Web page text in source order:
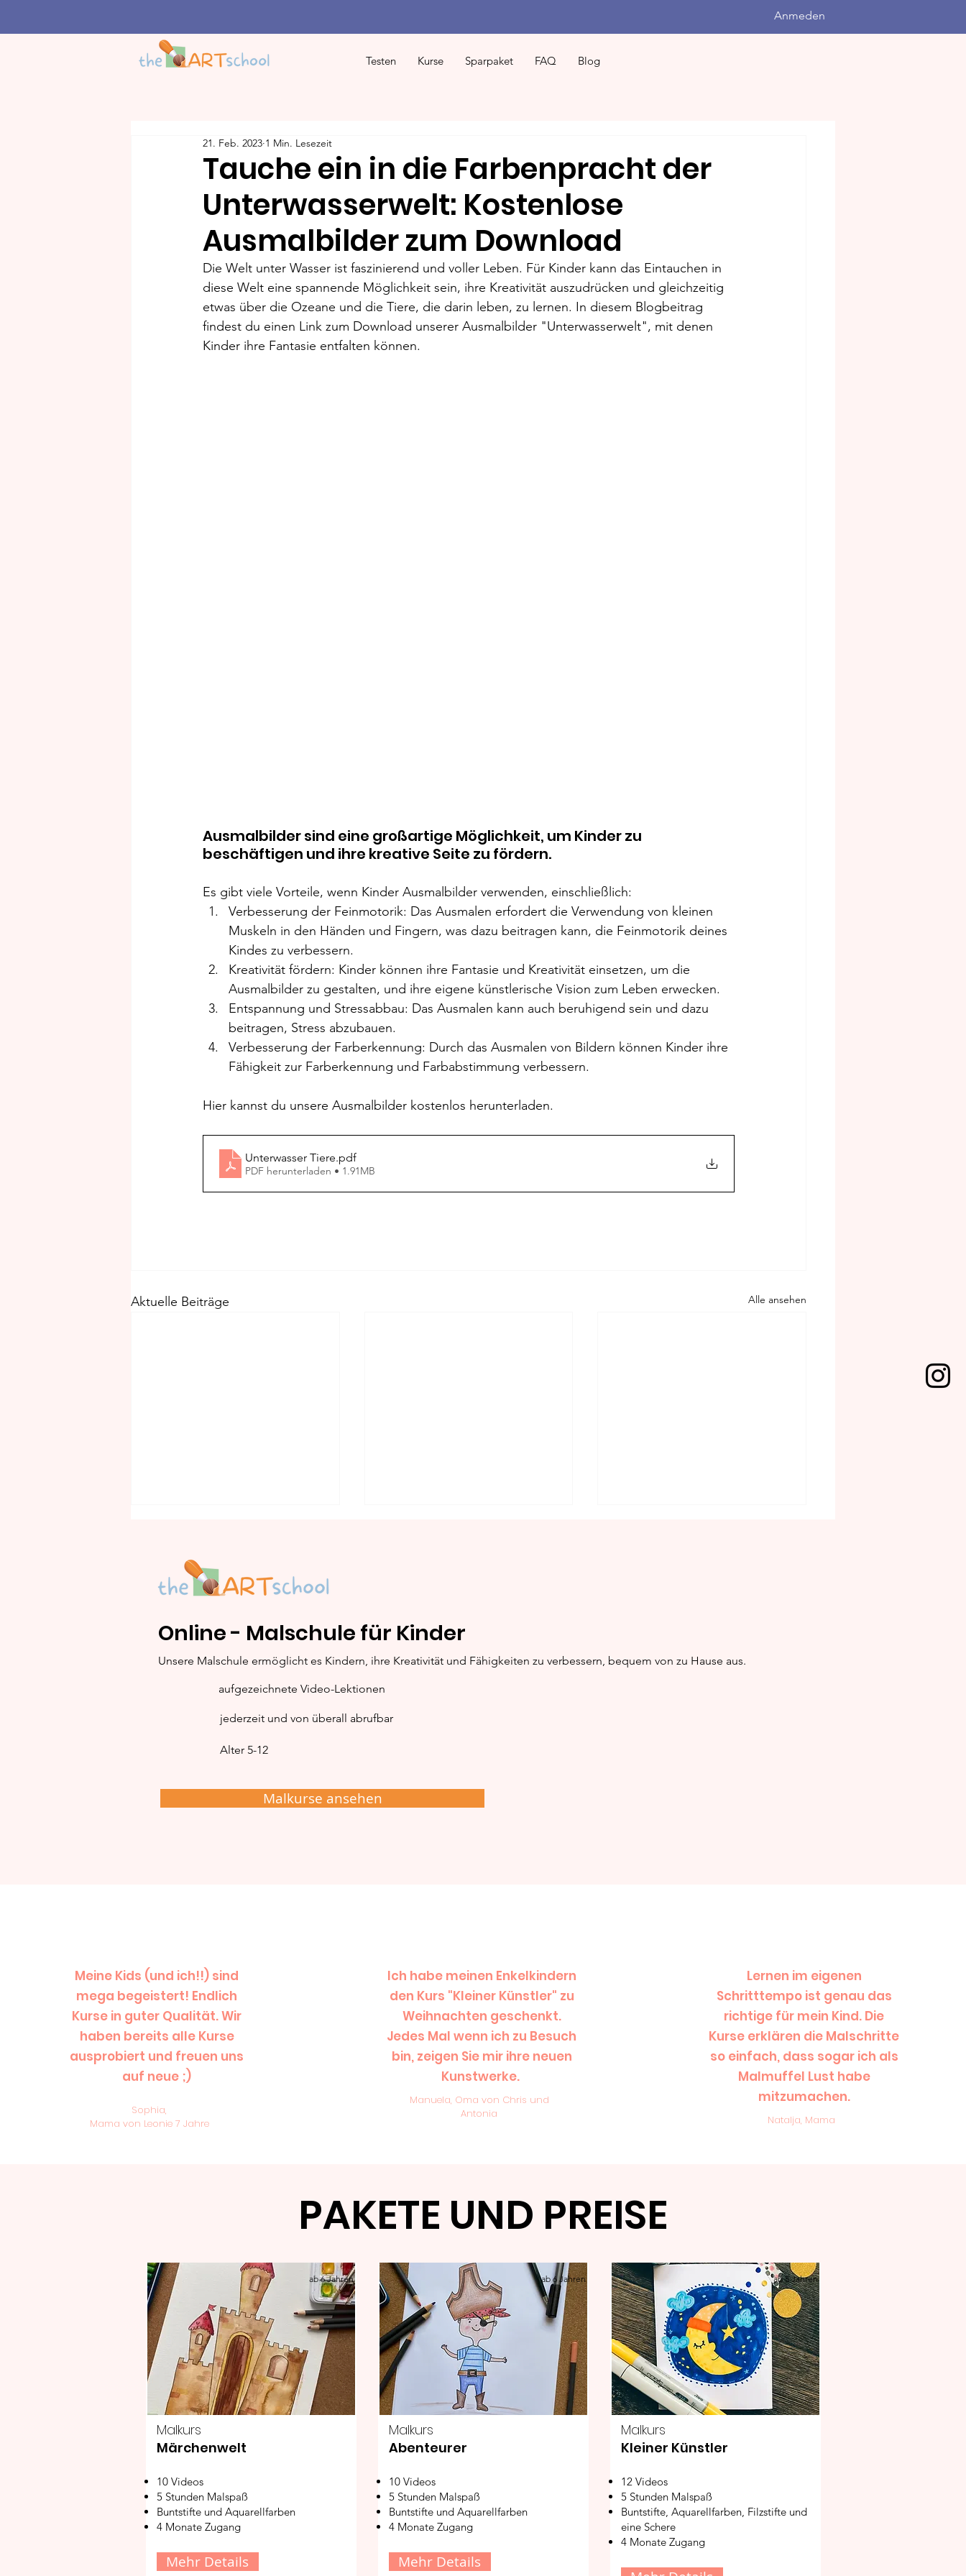
Anmeden
Testen Kurse Sparpaket FAQ Blog
Tauche ein in die Farbenpracht der
Unterwasserwelt: Kostenlose
Ausmalbilder zum Download
21. Feb. 2023 1 Min. Lesezeit
Die Welt unter Wasser ist faszinierend und voller Leben. Für Kinder kann das Eintauchen in
diese Welt eine spannende Möglichkeit sein, ihre Kreativität auszudrücken und gleichzeitig
etwas über die Ozeane und die Tiere, die darin leben, zu lernen. In diesem Blogbeitrag
findest du einen Link zum Download unserer Ausmalbilder "Unterwasserwelt", mit denen
Kinder ihre Fantasie entfalten können.
Ausmalbilder sind eine großartige Möglichkeit, um Kinder zu
beschäftigen und ihre kreative Seite zu fördern.
Es gibt viele Vorteile, wenn Kinder Ausmalbilder verwenden, einschließlich:
Verbesserung der Feinmotorik: Das Ausmalen erfordert die Verwendung von kleinen
Muskeln in den Händen und Fingern, was dazu beitragen kann, die Feinmotorik deines
Kindes zu verbessern.
Kreativität fördern: Kinder können ihre Fantasie und Kreativität einsetzen, um die
Ausmalbilder zu gestalten, und ihre eigene künstlerische Vision zum Leben erwecken.
Entspannung und Stressabbau: Das Ausmalen kann auch beruhigend sein und dazu
beitragen, Stress abzubauen.
Verbesserung der Farberkennung: Durch das Ausmalen von Bildern können Kinder ihre
Fähigkeit zur Farberkennung und Farbabstimmung verbessern.
Hier kannst du unsere Ausmalbilder kostenlos herunterladen.
Unterwasser Tiere.pdf
PDF herunterladen • 1.91MB
Aktuelle Beiträge Alle ansehen
Motive zum Wohlfühlen
Ausmalspaß mit
Hexenhut
Halloween-Motive –
Online - Malschule für Kinder
Unsere Malschule ermöglicht es Kindern, ihre Kreativität und Fähigkeiten zu verbessern, bequem von zu Hause aus.
aufgezeichnete Video-Lektionen
jederzeit und von überall abrufbar
Alter 5-12
Malkurse ansehen
Mehr Kurse sehen
Meine Kids (und ich!!) sind
mega begeistert! Endlich
Kurse in guter Qualität. Wir
haben bereits alle Kurse
ausprobiert und freuen uns
auf neue ;)
Sophia,
Mama von Leonie 7 Jahre
Ich habe meinen Enkelkindern
den Kurs "Kleiner Künstler" zu
Weihnachten geschenkt.
Jedes Mal wenn ich zu Besuch
bin, zeigen Sie mir ihre neuen
Kunstwerke.
Manuela, Oma von Chris und
Antonia
Lernen im eigenen
Schritttempo ist genau das
richtige für mein Kind. Die
Kurse erklären die Malschritte
so einfach, dass sogar ich als
Malmuffel Lust habe
mitzumachen.
Natalja, Mama
PAKETE UND PREISE
ab 6 Jahren
Malkurs
Märchenwelt
10 Videos
5 Stunden Malspaß
Buntstifte und Aquarellfarben
4 Monate Zugang
Mehr Details
ab 6 Jahren
Malkurs
Abenteurer
10 Videos
5 Stunden Malspaß
Buntstifte und Aquarellfarben
4 Monate Zugang
Mehr Details
ab 5 Jahren
Malkurs
Kleiner Künstler
12 Videos
5 Stunden Malspaß
Buntstifte, Aquarellfarben, Filzstifte und
eine Schere
4 Monate Zugang